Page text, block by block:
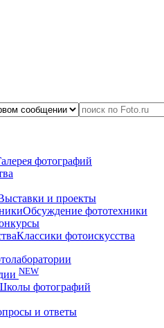
фотографий
и проекты
Обсуждение фототехники
Классики фотоискусства
NEW
фотографий
и ответы